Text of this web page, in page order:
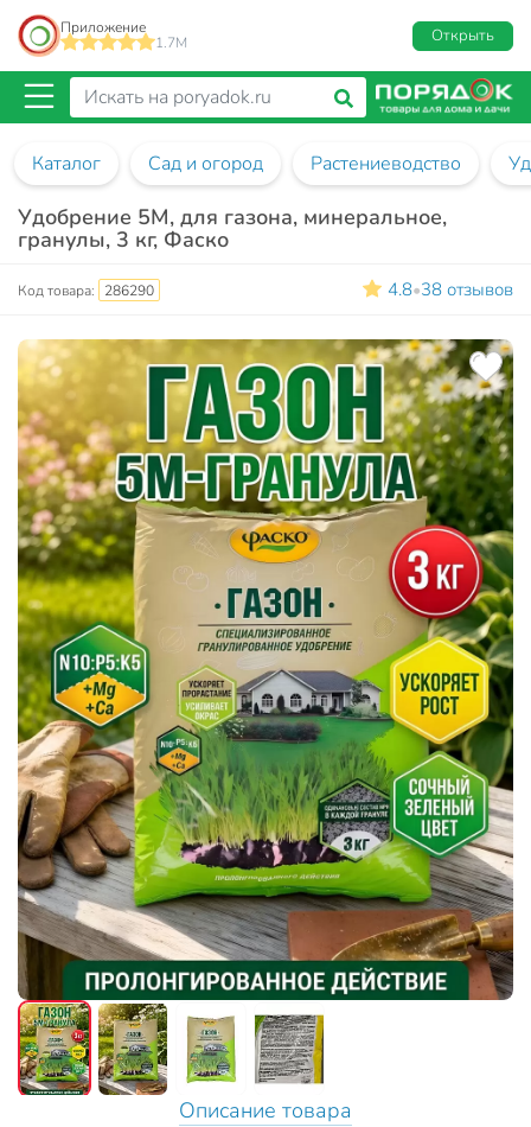
Приложение
1.7M
Открыть
Каталог Сад и огород Растениеводство
Удобрение 5М, для газона, минеральное,
гранулы, 3 кг, Фаско
Код товара: 286290 4.8•38 отзывов
Описание товара